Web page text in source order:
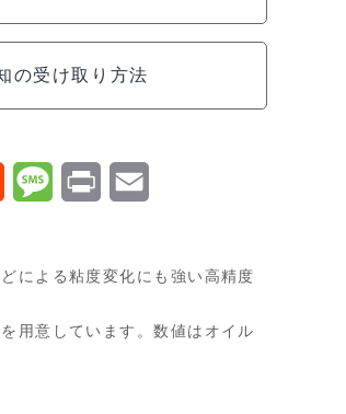
の受け取り方法
R
i
M
a t l
による粘度変化にも強い高精度
用意しています。数値はオイル